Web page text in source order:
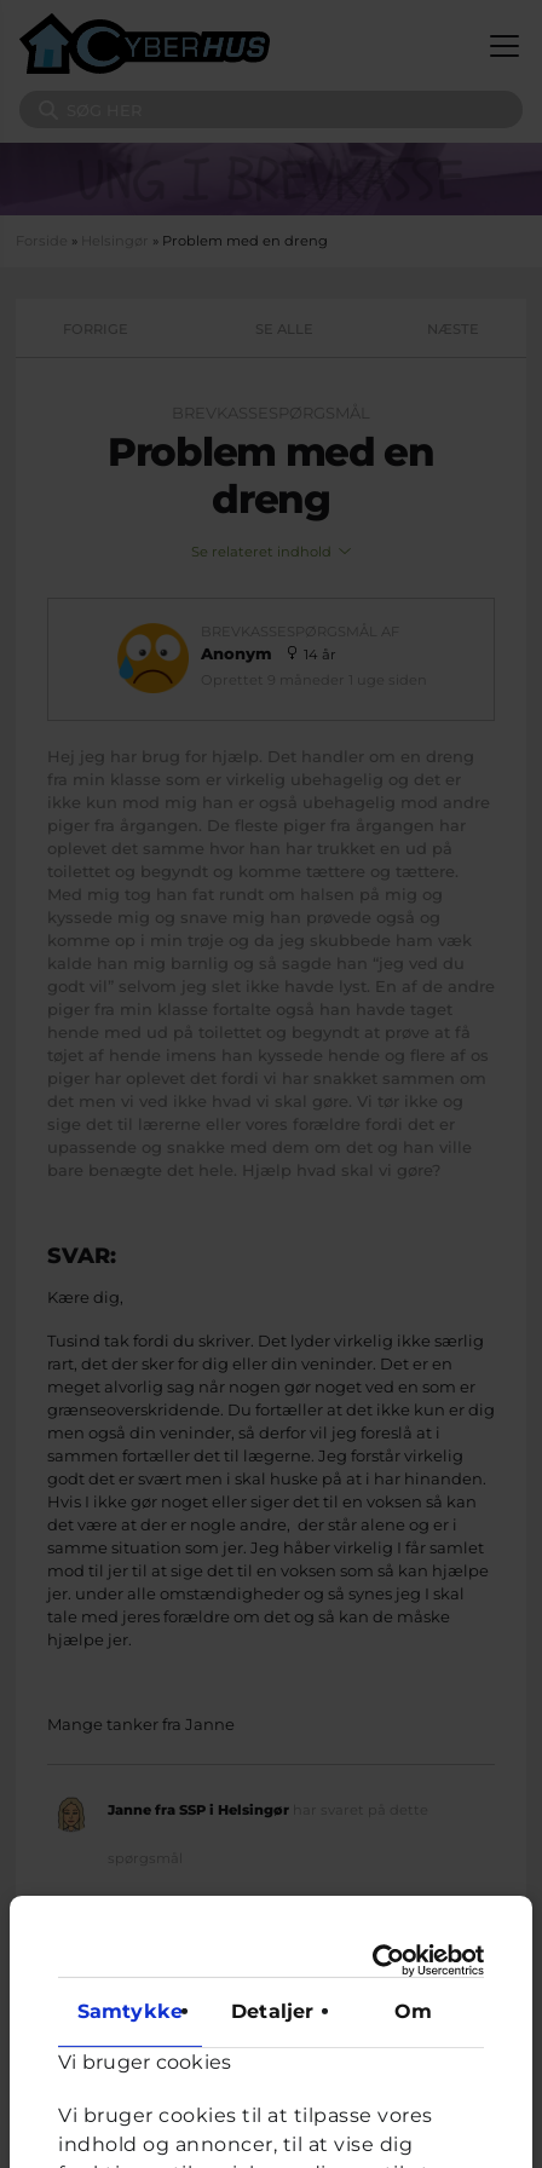
Samtykke Detaljer Om
Vi bruger cookies
Vi bruger cookies til at tilpasse vores
indhold og annoncer, til at vise dig
Du er her
» » Problem med en dreng
FORRIGE SE ALLE NÆSTE
BREVKASSESPØRGSMÅL
Problem med en
dreng
Se relateret indhold
BREVKASSESPØRGSMÅL AF
Anonym
14 år
Oprettet 9 måneder 1 uge siden
Hej jeg har brug for hjælp. Det handler om en dreng
fra min klasse som er virkelig ubehagelig og det er
ikke kun mod mig han er også ubehagelig mod andre
piger fra årgangen. De fleste piger fra årgangen har
oplevet det samme hvor han har trukket en ud på
toilettet og begyndt og komme tættere og tættere.
Med mig tog han fat rundt om halsen på mig og
kyssede mig og snave mig han prøvede også og
komme op i min trøje og da jeg skubbede ham væk
kalde han mig barnlig og så sagde han “jeg ved du
godt vil” selvom jeg slet ikke havde lyst. En af de andre
piger fra min klasse fortalte også han havde taget
hende med ud på toilettet og begyndt at prøve at få
tøjet af hende imens han kyssede hende og flere af os
piger har oplevet det fordi vi har snakket sammen om
det men vi ved ikke hvad vi skal gøre. Vi tør ikke og
sige det til lærerne eller vores forældre fordi det er
upassende og snakke med dem om det og han ville
bare benægte det hele. Hjælp hvad skal vi gøre?
SVAR:
Kære dig,
Tusind tak fordi du skriver. Det lyder virkelig ikke særlig
rart, det der sker for dig eller din veninder. Det er en
meget alvorlig sag når nogen gør noget ved en som er
grænseoverskridende. Du fortæller at det ikke kun er dig
men også din veninder, så derfor vil jeg foreslå at i
sammen fortæller det til lægerne. Jeg forstår virkelig
godt det er svært men i skal huske på at i har hinanden.
Hvis I ikke gør noget eller siger det til en voksen så kan
det være at der er nogle andre, der står alene og er i
samme situation som jer. Jeg håber virkelig I får samlet
mod til jer til at sige det til en voksen som så kan hjælpe
jer. under alle omstændigheder og så synes jeg I skal
tale med jeres forældre om det og så kan de måske
hjælpe jer.
Mange tanker fra Janne
Janne fra SSP i Helsingør har svaret på dette
spørgsmål
Relateret indhold
Afstemning